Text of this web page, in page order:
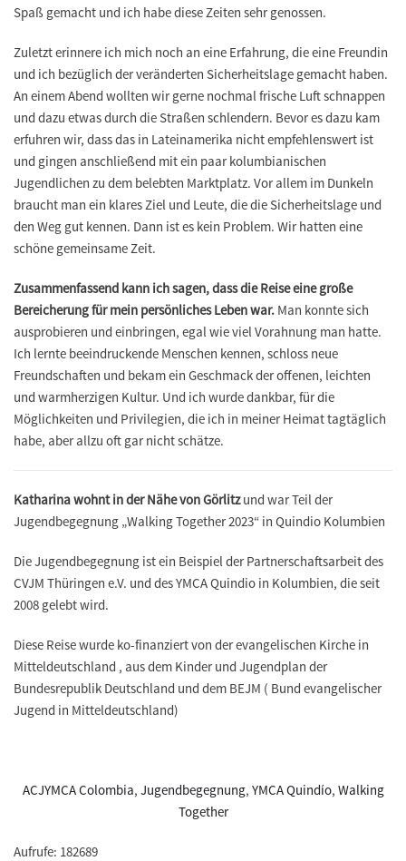
Spaß gemacht und ich habe diese Zeiten sehr genossen.
Zuletzt erinnere ich mich noch an eine Erfahrung, die eine Freundin
und ich bezüglich der veränderten Sicherheitslage gemacht haben.
An einem Abend wollten wir gerne nochmal frische Luft schnappen
und dazu etwas durch die Straßen schlendern. Bevor es dazu kam
erfuhren wir, dass das in Lateinamerika nicht empfehlenswert ist
und gingen anschließend mit ein paar kolumbianischen
Jugendlichen zu dem belebten Marktplatz. Vor allem im Dunkeln
braucht man ein klares Ziel und Leute, die die Sicherheitslage und
den Weg gut kennen. Dann ist es kein Problem. Wir hatten eine
schöne gemeinsame Zeit.
Zusammenfassend kann ich sagen, dass die Reise eine große
Bereicherung für mein persönliches Leben war. Man konnte sich
ausprobieren und einbringen, egal wie viel Vorahnung man hatte.
Ich lernte beeindruckende Menschen kennen, schloss neue
Freundschaften und bekam ein Geschmack der offenen, leichten
und warmherzigen Kultur. Und ich wurde dankbar, für die
Möglichkeiten und Privilegien, die ich in meiner Heimat tagtäglich
habe, aber allzu oft gar nicht schätze.
Katharina wohnt in der Nähe von Görlitzund war Teil der
Jugendbegegnung „Walking Together 2023“ in Quindio Kolumbien
Die Jugendbegegnung ist ein Beispiel der Partnerschaftsarbeit des
CVJM Thüringen e.V. und des YMCA Quindio in Kolumbien, die seit
2008 gelebt wird.
Diese Reise wurde ko-finanziert von der evangelischen Kirche in
Mitteldeutschland , aus dem Kinder und Jugendplan der
Bundesrepublik Deutschland und dem BEJM ( Bund evangelischer
Jugend in Mitteldeutschland)
ACJYMCA Colombia, Jugendbegegnung, YMCA Quindío, Walking
Together
Aufrufe: 182689